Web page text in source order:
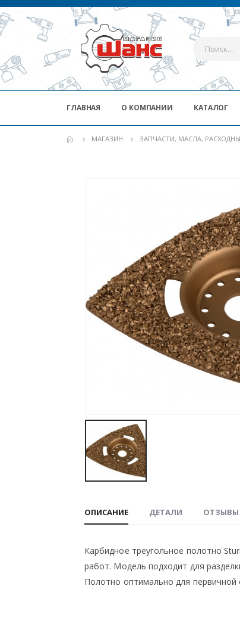
ГЛАВНАЯ О КОМПАНИИ КАТАЛОГ
МАГАЗИН ЗАПЧАСТИ, МАСЛА,
ОПИСАНИЕ ДЕТАЛИ ОТЗЫВЫ
Карбидное треугольное полотно
работ. Модель подходит для
Полотно оптимально для